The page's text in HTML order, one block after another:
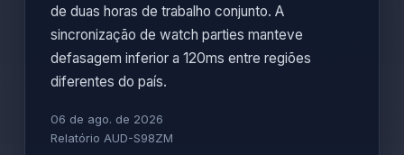
de duas horas de trabalho conjunto. A
sincronização de watch parties manteve
defasagem inferior a 120ms entre regiões
diferentes do país.
06 de ago. de 2026
Relatório AUD-S98ZM